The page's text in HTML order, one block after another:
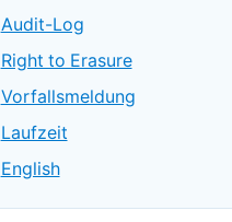
Audit-Log
Right to Erasure
Vorfallsmeldung
Laufzeit
English